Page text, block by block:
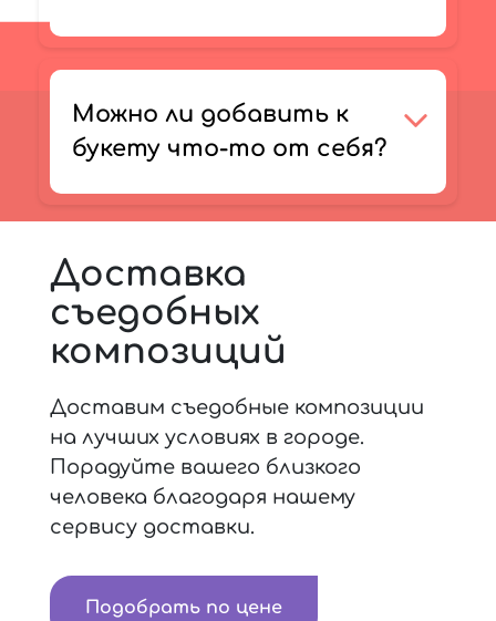
Можно ли добавить к
букету что-то от себя?
Доставка
съедобных
композиций
Доставим съедобные композиции
на лучших условиях в городе.
Порадуйте вашего близкого
человека благодаря нашему
сервису доставки.
Подобрать по цене